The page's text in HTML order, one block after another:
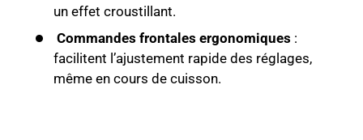
un effet croustillant.
Commandes frontales ergonomiques :
facilitent l’ajustement rapide des réglages,
même en cours de cuisson.